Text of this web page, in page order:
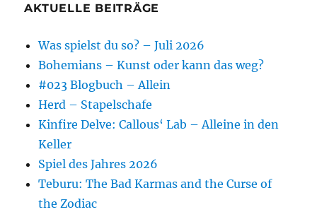
AKTUELLE BEITRÄGE
Was spielst du so? – Juli 2026
Bohemians – Kunst oder kann das weg?
#023 Blogbuch – Allein
Herd – Stapelschafe
Kinfire Delve: Callous‘ Lab – Alleine in den
Keller
Spiel des Jahres 2026
Teburu: The Bad Karmas and the Curse of
the Zodiac